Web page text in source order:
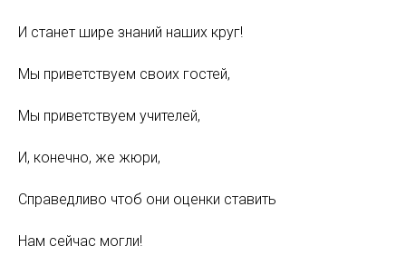
И станет шире знаний наших круг!
Мы приветствуем своих гостей,
Мы приветствуем учителей,
И, конечно, же жюри,
Справедливо чтоб они оценки ставить
Нам сейчас могли!